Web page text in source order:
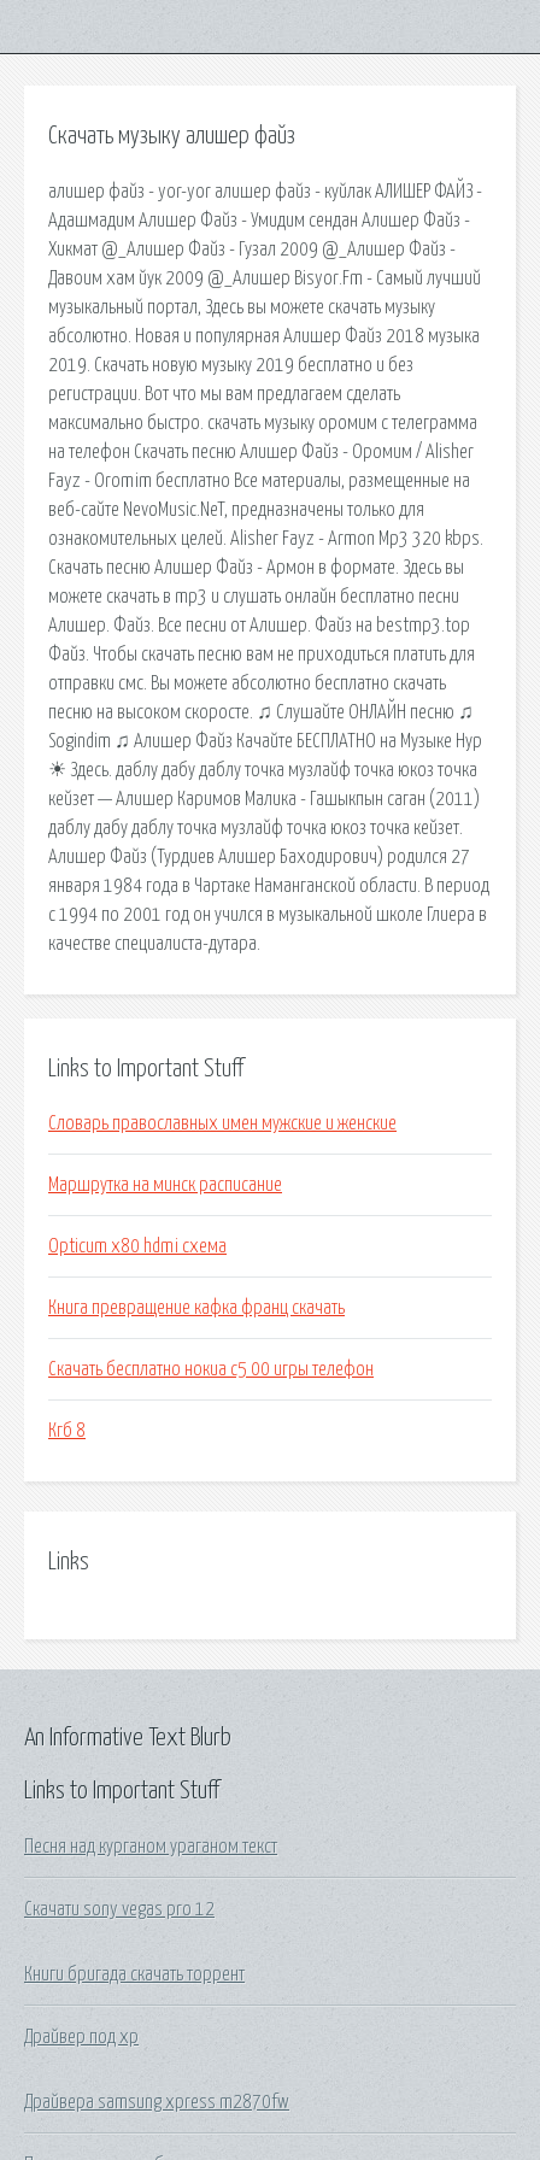
Скачать музыку алишер файз
алишер файз - yor-yor алишер файз - куйлак АЛИШЕР ФАЙЗ -
Адашмадим Алишер Файз - Умидим сендан Алишер Файз -
Хикмат @_Алишер Файз - Гузал 2009 @_Алишер Файз -
Давоим хам йук 2009 @_Алишер Bisyor.Fm - Самый лучший
музыкальный портал, Здесь вы можете скачать музыку
абсолютно. Новая и популярная Алишер Файз 2018 музыка
2019. Скачать новую музыку 2019 бесплатно и без
регистрации. Вот что мы вам предлагаем сделать
максимально быстро. скачать музыку oромим с телеграмма
на телефон Скачать песню Алишер Файз - Oромим / Alisher
Fayz - Oromim бесплатно Все материалы, размещенные на
веб-сайте NevoMusic.NeT, предназначены только для
ознакомительных целей. Alisher Fayz - Armon Mp3 320 kbps.
Скачать песню Алишер Файз - Армон в формате. Здесь вы
можете скачать в mp3 и слушать онлайн бесплатно песни
Алишер. Файз. Все песни от Алишер. Файз на bestmp3.top
Файз. Чтобы скачать песню вам не приходиться платить для
отправки смс. Вы можете абсолютно бесплатно скачать
песню на высоком скоросте. ♫ Слушайте ОНЛАЙН песню ♫
Sogindim ♫ Алишер Файз Качайте БЕСПЛАТНО на Музыке Нур
☀ Здесь. даблу дабу даблу точка музлайф точка юкоз точка
кейзет — Алишер Каримов Малика - Гашыкпын саган (2011)
даблу дабу даблу точка музлайф точка юкоз точка кейзет.
Алишер Файз (Турдиев Алишер Баходирович) родился 27
января 1984 года в Чартаке Наманганской области. В период
с 1994 по 2001 год он учился в музыкальной школе Глиера в
качестве специалиста-дутара.
Links to Important Stuff
Словарь православных имен мужские и женские
Маршрутка на минск расписание
Opticum x80 hdmi схема
Книга превращение кафка франц скачать
Скачать бесплатно нокиа с5 00 игры телефон
Кгб 8
Links
Links to Important Stuff
Песня над курганом ураганом текст
Скачати sony vegas pro 12
Книги бригада скачать торрент
Драйвер под xp
Драйвера samsung xpress m2870fw
An Informative Text Blurb